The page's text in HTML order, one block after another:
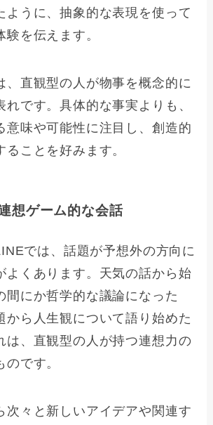
ように、抽象的な表現を使って
を伝えます。
、直観型の人が物事を概念的に
れです。具体的な事実よりも、
意味や可能性に注目し、創造的
ことを好みます。
想ゲーム的な会話
では、話題が予想外の方向に
よくあります。天気の話から始
間にか哲学的な議論になった
から人生観について語り始めた
は、直観型の人が持つ連想力の
です。
次々と新しいアイデアや関連す